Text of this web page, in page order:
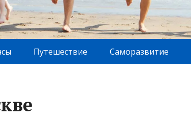
Путешествие Саморазвитие